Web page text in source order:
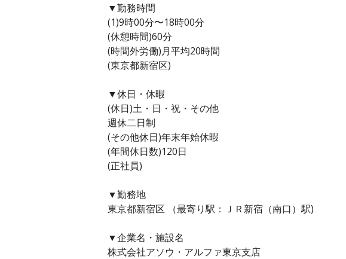
▼勤務時間
(1)9時00分〜18時00分
(休憩時間)60分
(時間外労働)月平均20時間
(東京都新宿区)
▼休日・休暇
(休日)土・日・祝・その他
週休二日制
(その他休日)年末年始休暇
(年間休日数)120日
(正社員)
▼勤務地
東京都新宿区 （最寄り駅：ＪＲ新宿（南口）駅)
▼企業名・施設名
株式会社アソウ・アルファ東京支店